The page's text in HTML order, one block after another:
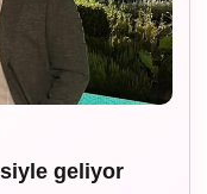
geliyor